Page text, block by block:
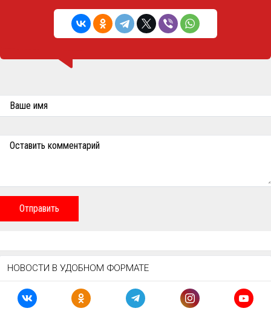
Ваше имя
Оставить комментарий
Отправить
НОВОСТИ В УДОБНОМ ФОРМАТЕ